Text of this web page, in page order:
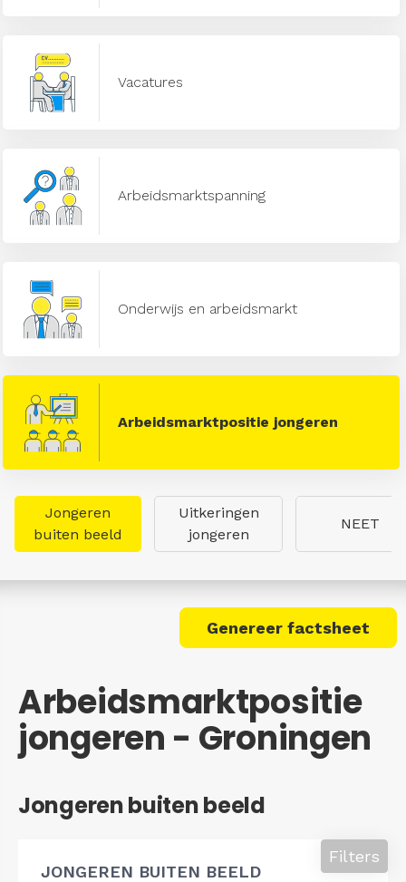
Vacatures
Arbeidsmarktspanning
Onderwijs en arbeidsmarkt
Arbeidsmarktpositie jongeren
Jongeren
buiten beeld
Uitkeringen
jongeren
NEET
Genereer factsheet
Arbeidsmarktpositie
jongeren - Groningen
Jongeren buiten beeld
JONGEREN BUITEN BEELD
Filters